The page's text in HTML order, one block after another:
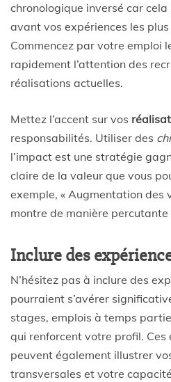
chronologique inversé car
avant vos expériences les
Commencez par votre emploi
rapidement l’attention des
réalisations actuelles.
Mettez l’accent sur vos
responsabilités. Utiliser des
l’impact est une stratégie
claire de la valeur que vous
exemple, « Augmentation des
montre de manière percutante
Inclure des
N’hésitez pas à inclure des
pourraient s’avérer
stages, emplois à temps
qui renforcent votre profil. Ces
peuvent également illustrer
transversales et votre